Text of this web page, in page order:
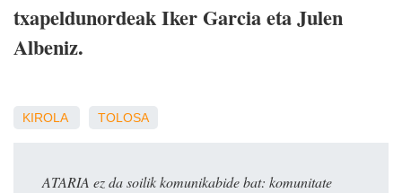
txapeldunordeak Iker Garcia eta Julen
Albeniz.
KIROLA TOLOSA
ATARIA ez da soilik komunikabide bat: komunitate